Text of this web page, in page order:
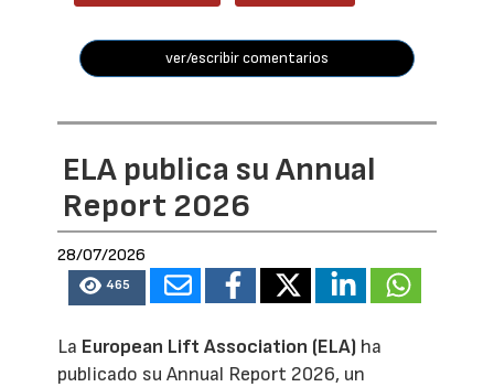
ver/escribir comentarios
ELA publica su Annual
Report 2026
28/07/2026
465
La European Lift Association (ELA) ha
publicado su Annual Report 2026, un